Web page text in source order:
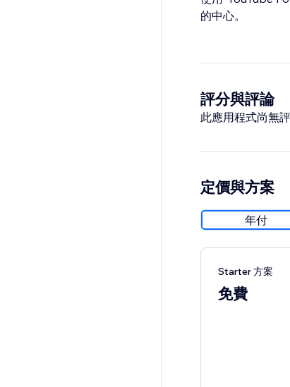
的中心。
評分與評論
此應用程式尚無
定價與方案
年付
Starter 方案
免費